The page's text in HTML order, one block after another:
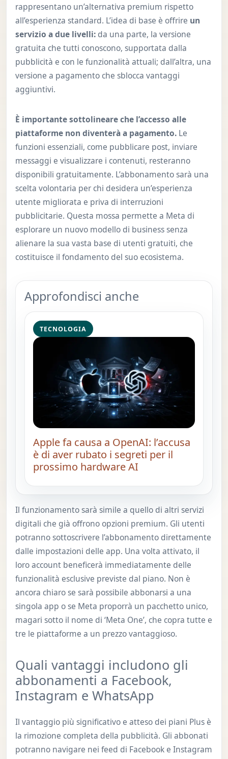
rappresentano un’alternativa premium rispetto
all’esperienza standard. L’idea di base è offrire un
servizio a due livelli:da una parte, la versione
gratuita che tutti conoscono, supportata dalla
pubblicità e con le funzionalità attuali; dall’altra, una
versione a pagamento che sblocca vantaggi
aggiuntivi.
È importante sottolineare che l’accesso alle
piattaforme non diventerà a pagamento.Le
funzioni essenziali, come pubblicare post, inviare
messaggi e visualizzare i contenuti, resteranno
disponibili gratuitamente. L’abbonamento sarà una
scelta volontaria per chi desidera un’esperienza
utente migliorata e priva di interruzioni
pubblicitarie. Questa mossa permette a Meta di
esplorare un nuovo modello di business senza
alienare la sua vasta base di utenti gratuiti, che
costituisce il fondamento del suo ecosistema.
Approfondisci anche
TECNOLOGIA
Apple fa causa a OpenAI: l’accusa
è di aver rubato i segreti per il
prossimo hardware AI
Il funzionamento sarà simile a quello di altri servizi
digitali che già offrono opzioni premium. Gli utenti
potranno sottoscrivere l’abbonamento direttamente
dalle impostazioni delle app. Una volta attivato, il
loro account beneficerà immediatamente delle
funzionalità esclusive previste dal piano. Non è
ancora chiaro se sarà possibile abbonarsi a una
singola app o se Meta proporrà un pacchetto unico,
magari sotto il nome di ‘Meta One’, che copra tutte e
tre le piattaforme a un prezzo vantaggioso.
Quali vantaggi includono gli
abbonamenti a Facebook,
Instagram e WhatsApp
Il vantaggio più significativo e atteso dei piani Plus è
la rimozione completa della pubblicità. Gli abbonati
potranno navigare nei feed di Facebook e Instagram